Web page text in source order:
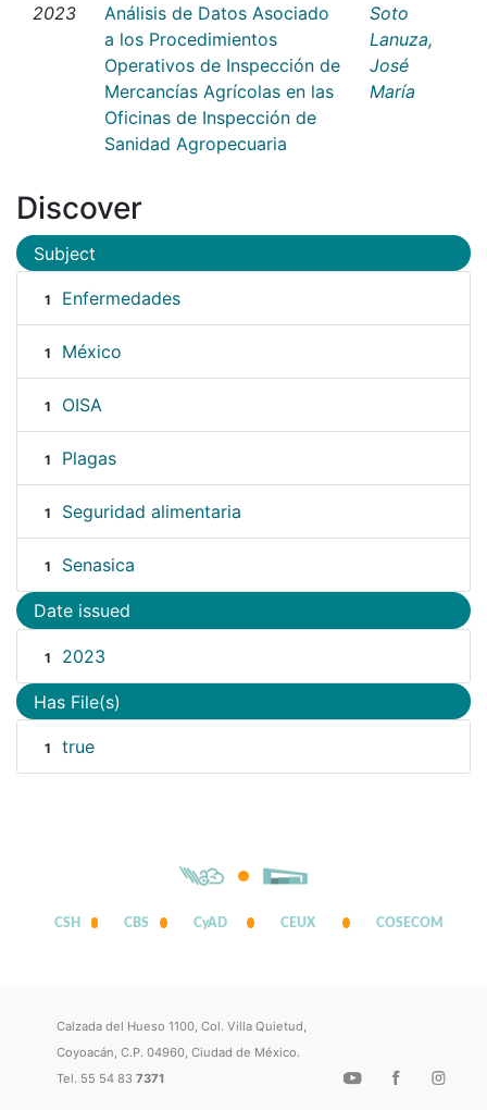
2023
Análisis de Datos Asociado
a los Procedimientos
Operativos de Inspección de
Mercancías Agrícolas en las
Oficinas de Inspección de
Sanidad Agropecuaria
Soto
Lanuza,
José
María
Discover
Subject
1 Enfermedades
1 México
1 OISA
1 Plagas
1 Seguridad alimentaria
1 Senasica
Date issued
1 2023
Has File(s)
1 true
CSH CBS CyAD CEUX COSECOM
Calzada del Hueso 1100, Col. Villa Quietud,
Coyoacán, C.P. 04960, Ciudad de México.
Tel. 55 54 837371